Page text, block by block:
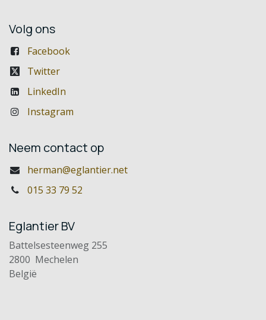
Volg ons
Facebook
Twitter
LinkedIn
Instagram
Neem contact op
herman@eglantier.net
015 33 79 52
Eglantier BV
Battelsesteenweg 255
2800 Mechelen
België